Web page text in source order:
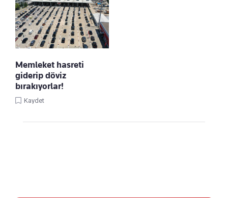
Memleket hasreti
giderip döviz
bırakıyorlar!
Kaydet